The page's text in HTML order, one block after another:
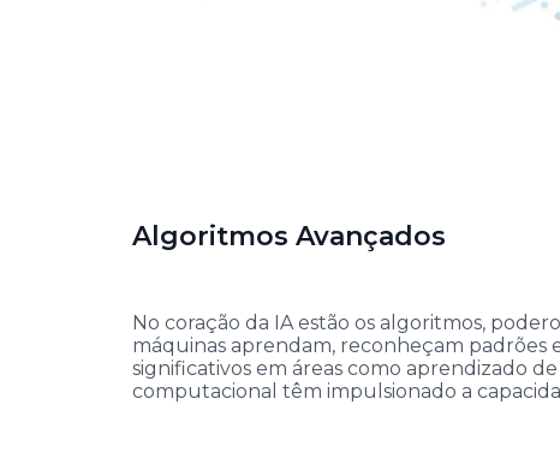
Algoritmos Avançados
No coração da IA estão os algoritmos,
máquinas aprendam, reconheçam padrões
significativos em áreas como aprendizado
computacional têm impulsionado a